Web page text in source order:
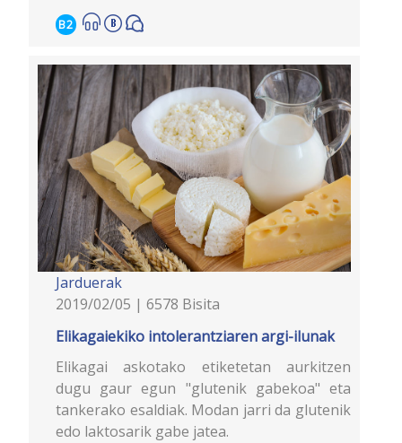
B2
Jarduerak
2019/02/05 | 6578 Bisita
Elikagaiekiko intolerantziaren argi-ilunak
Elikagai askotako etiketetan aurkitzen
dugu gaur egun "glutenik gabekoa" eta
tankerako esaldiak. Modan jarri da glutenik
edo laktosarik gabe jatea.